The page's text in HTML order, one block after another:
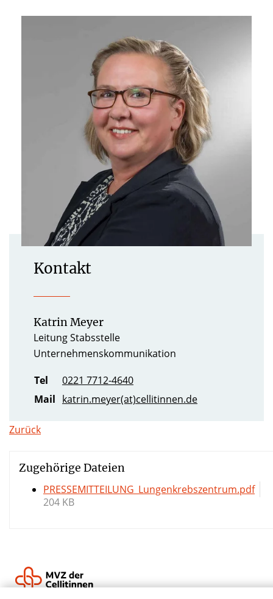
Kontakt
Katrin Meyer
Leitung Stabsstelle
Unternehmenskommunikation
Tel
0221 7712-4640
Mail katrin.meyer(at)cellitinnen.de
Zurück
Zugehörige Dateien
PRESSEMITTEILUNG_Lungenkrebszentrum.pdf
204 KB